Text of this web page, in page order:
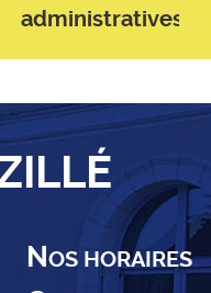
administratives
NOS HORAIRES